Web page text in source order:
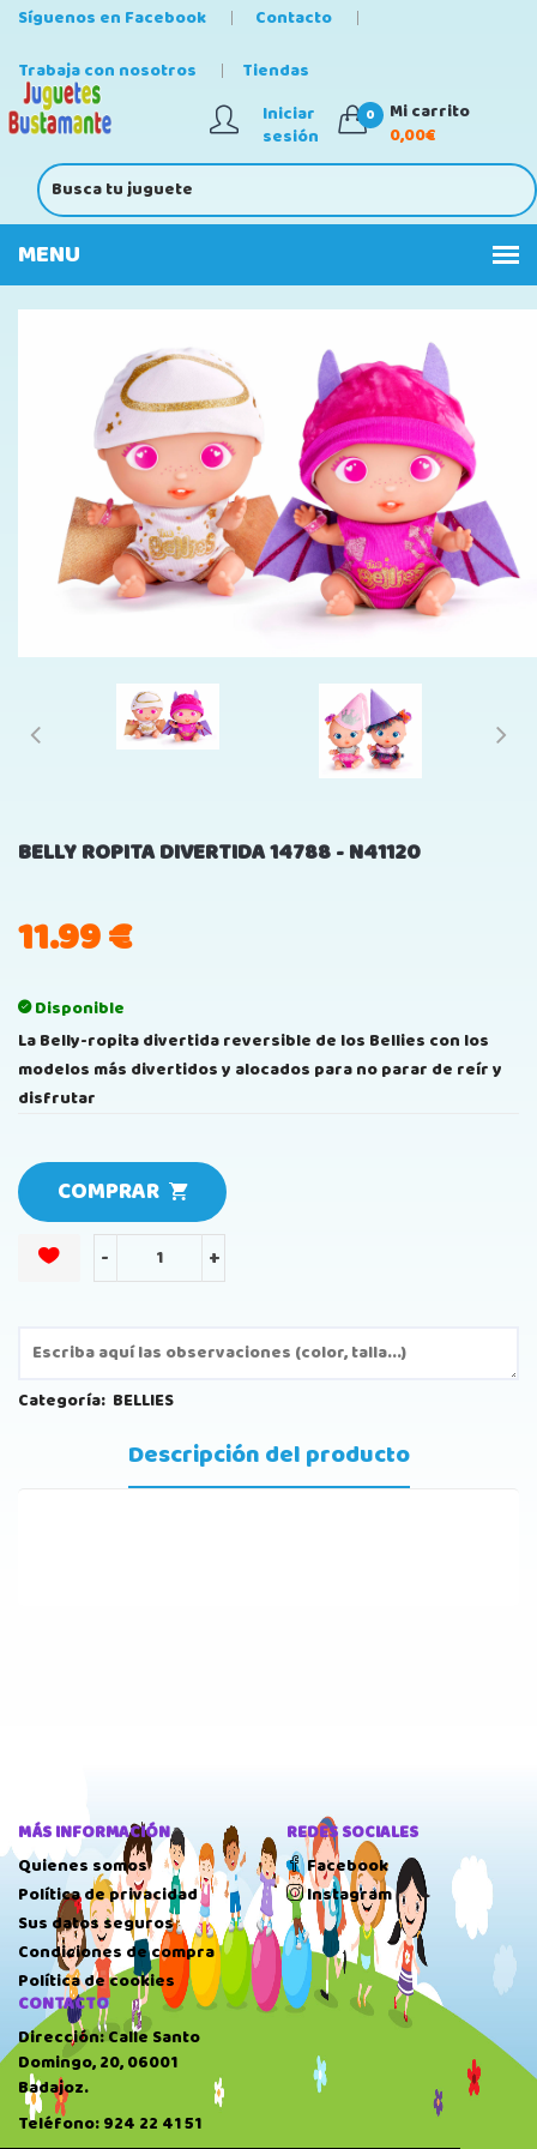
Síguenos en Facebook
Contacto
Trabaja con nosotros
Tiendas
Iniciar
sesión
0
Mi carrito
0,00€
BELLY ROPITA DIVERTIDA 14788 - N41120
11.99€
Disponible
La Belly-ropita divertida reversible de los Bellies con los
modelos más divertidos y alocados para no parar de reír y
disfrutar
COMPRAR
- +
Categoría: BELLIES
Descripción del producto
MÁS INFORMACIÓN
Quienes somos
Política de privacidad
Sus datos seguros
Condiciones de compra
Política de cookies
REDES SOCIALES
Facebook
Instagram
CONTACTO
Dirección: Calle Santo
Domingo, 20, 06001
Badajoz.
Teléfono: 924 22 41 51